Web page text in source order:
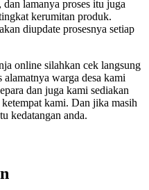
lamanya proses itu juga
kerumitan produk.
diupdate prosesnya setiap
online silahkan cek langsung
warga desa kami
dan juga kami sediakan
kami. Dan jika masih
kedatangan anda.